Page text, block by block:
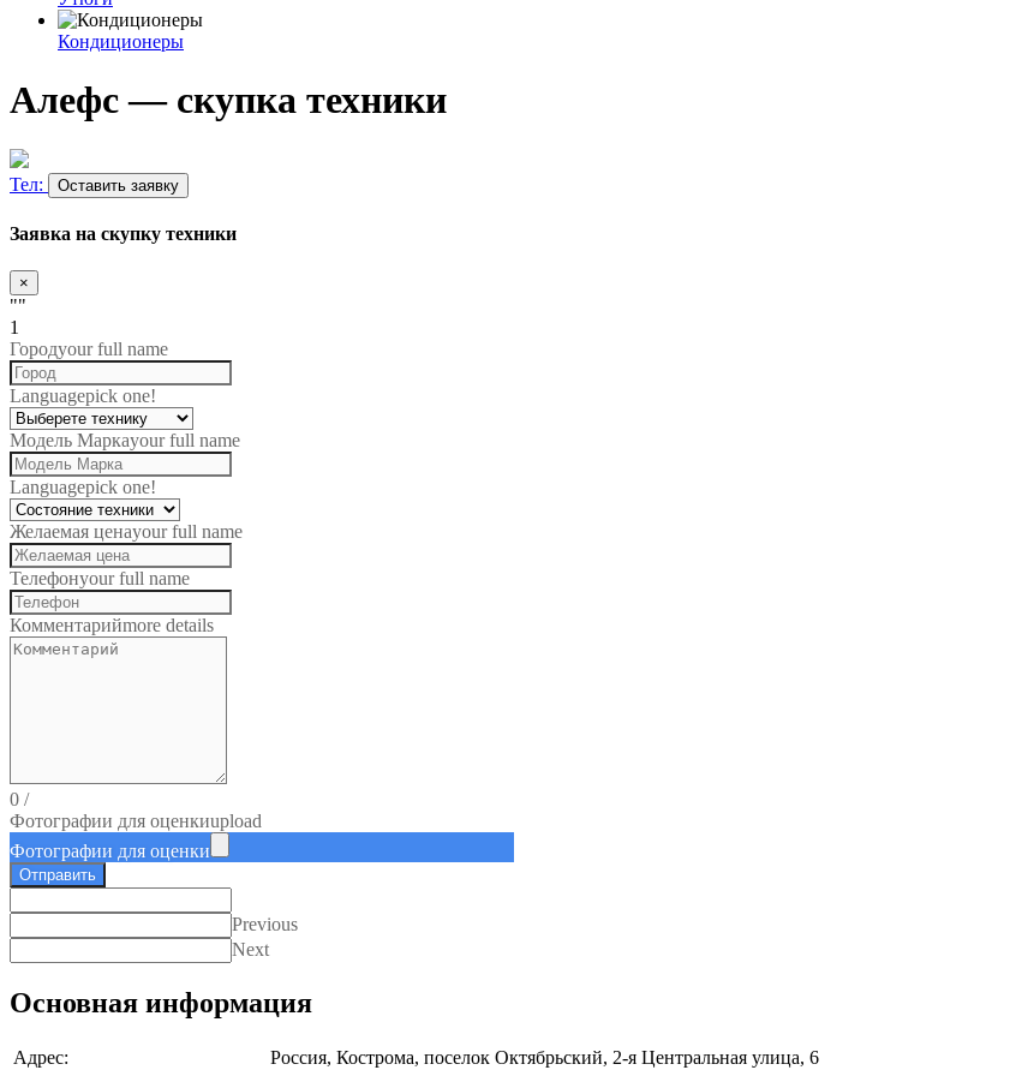
Кондиционеры
Алефс — скупка техники
Тел: Оставить заявку
Заявка на скупку техники
×
""
1
Городyour full name
Languagepick one!
Модель Маркаyour full name
Languagepick one!
Желаемая ценаyour full name
Телефонyour full name
Комментарийmore details
0 /
Фотографии для оценкиupload
Фотографии для оценки
Отправить
Previous
Next
Основная информация
Адрес:
Россия, Кострома, поселок Октябрьский, 2-я Центральная улица, 6